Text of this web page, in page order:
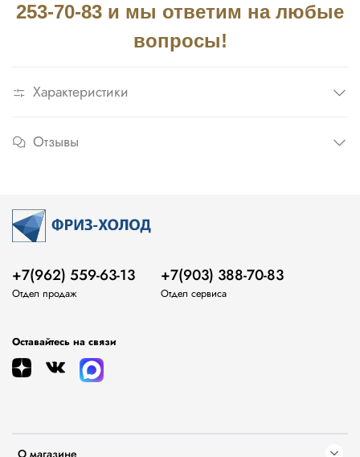
253-70-83 и мы ответим на любые
вопросы!
Характеристики
Отзывы
О магазине
+7(962) 559-63-13
Отдел продаж
+7(903) 388-70-83
Отдел сервиса
Оставайтесь на связи